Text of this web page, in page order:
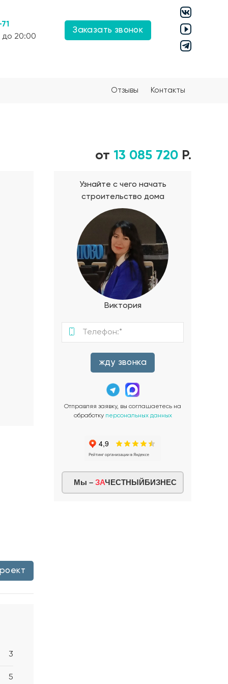
до 20:00
Заказать звонок
Отзывы Контакты
от 13 085 720 Р.
3
5
Узнайте с чего начать
строительство дома
Виктория
жду звонка
Отправляя заявку, вы соглашаетесь на
обработку персональных данных
Мы – ЗАЧЕСТНЫЙБИЗНЕС